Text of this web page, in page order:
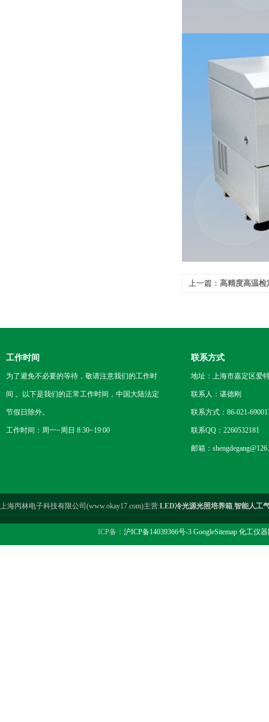
上一篇： 高精度高温检
工作时间
为了避免不必要的等待，敬请注意我们的工作时
间 。以下是我们的正常工作时间，中国大陆法定
节假日除外。
工作时间：周一~周日 8:30~19:00
联系方式
地址：上海市嘉定区爱
联系人：谌德刚
联系方式：86-021-
联系QQ：2260532181
邮箱：
上海丙林电子科技有限公司(www.okay17.com)主营:LED冷光源光照培养箱,智能人工
ICP备： 沪ICP备14039366号-3 GoogleSitemap 化工仪